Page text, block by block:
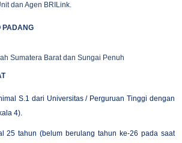
dan Agen BRILink.
PADANG
Sumatera Barat dan Sungai Penuh
S.1 dari Universitas / Perguruan Tinggi dengan
4).
25 tahun (belum berulang tahun ke-26 pada saat